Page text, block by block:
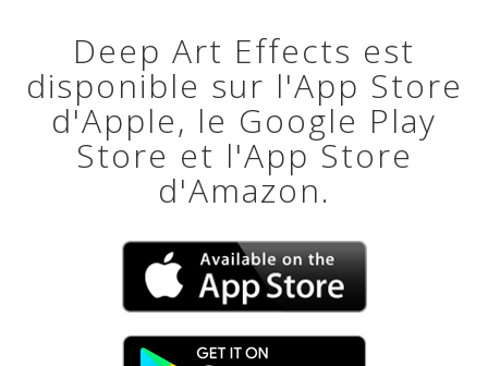
Deep Art Effects est
disponible sur l'App Store
d'Apple, le Google Play
Store et l'App Store
d'Amazon.